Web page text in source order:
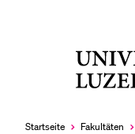
Startseite
Fakultäten
LETZTE
Sie